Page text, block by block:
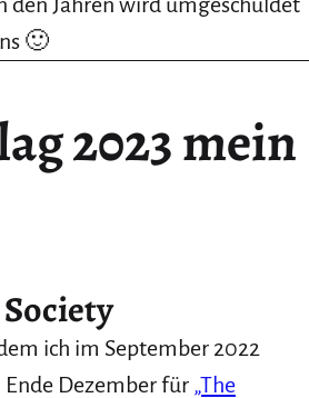
🙂
2023 mein
ich im September 2022
Dezember für „The